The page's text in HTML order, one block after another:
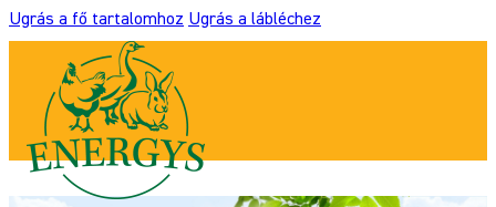
Ugrás a fő tartalomhoz Ugrás a lábléchez